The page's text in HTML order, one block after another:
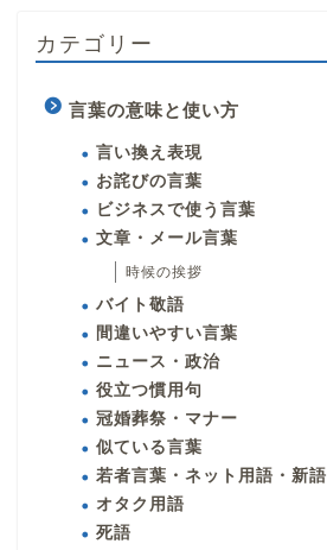
カテゴリー
言葉の意味と使い方
言い換え表現
お詫びの言葉
ビジネスで使う言葉
文章・メール言葉
時候の挨拶
バイト敬語
間違いやすい言葉
ニュース・政治
役立つ慣用句
冠婚葬祭・マナー
似ている言葉
若者言葉・ネット用語・新語
オタク用語
死語